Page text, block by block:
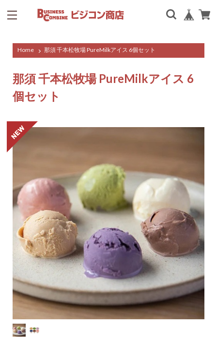
Home 那須 千本松牧場 PureMilkアイス 6個セット
那須 千本松牧場 PureMilkアイス 6
個セット